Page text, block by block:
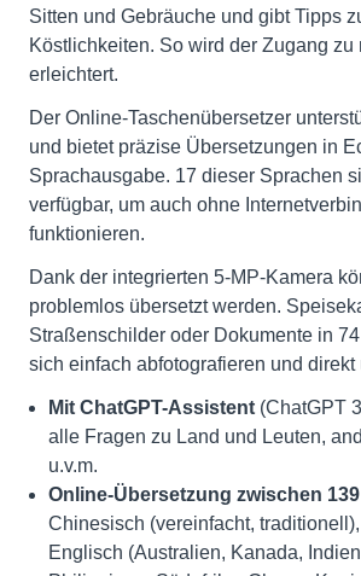
Sitten und Gebräuche und gibt Tipps
Köstlichkeiten. So wird der Zugang zu
erleichtert.
Der Online-Taschenübersetzer
und bietet präzise Übersetzungen in
Sprachausgabe. 17 dieser Sprachen
verfügbar, um auch ohne
funktionieren.
Dank der integrierten 5-MP-Kamera
problemlos übersetzt werden.
Straßenschilder oder Dokumente in
sich einfach abfotografieren und direkt
Mit ChatGPT-Assistent (ChatGPT
alle Fragen zu Land und Leuten,
u.v.m.
Online-Übersetzung zwischen
Chinesisch (vereinfacht,
Englisch (Australien, Kanada,